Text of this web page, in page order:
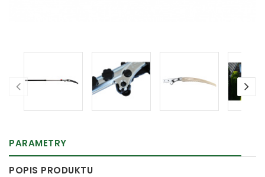
PARAMETRY
POPIS PRODUKTU